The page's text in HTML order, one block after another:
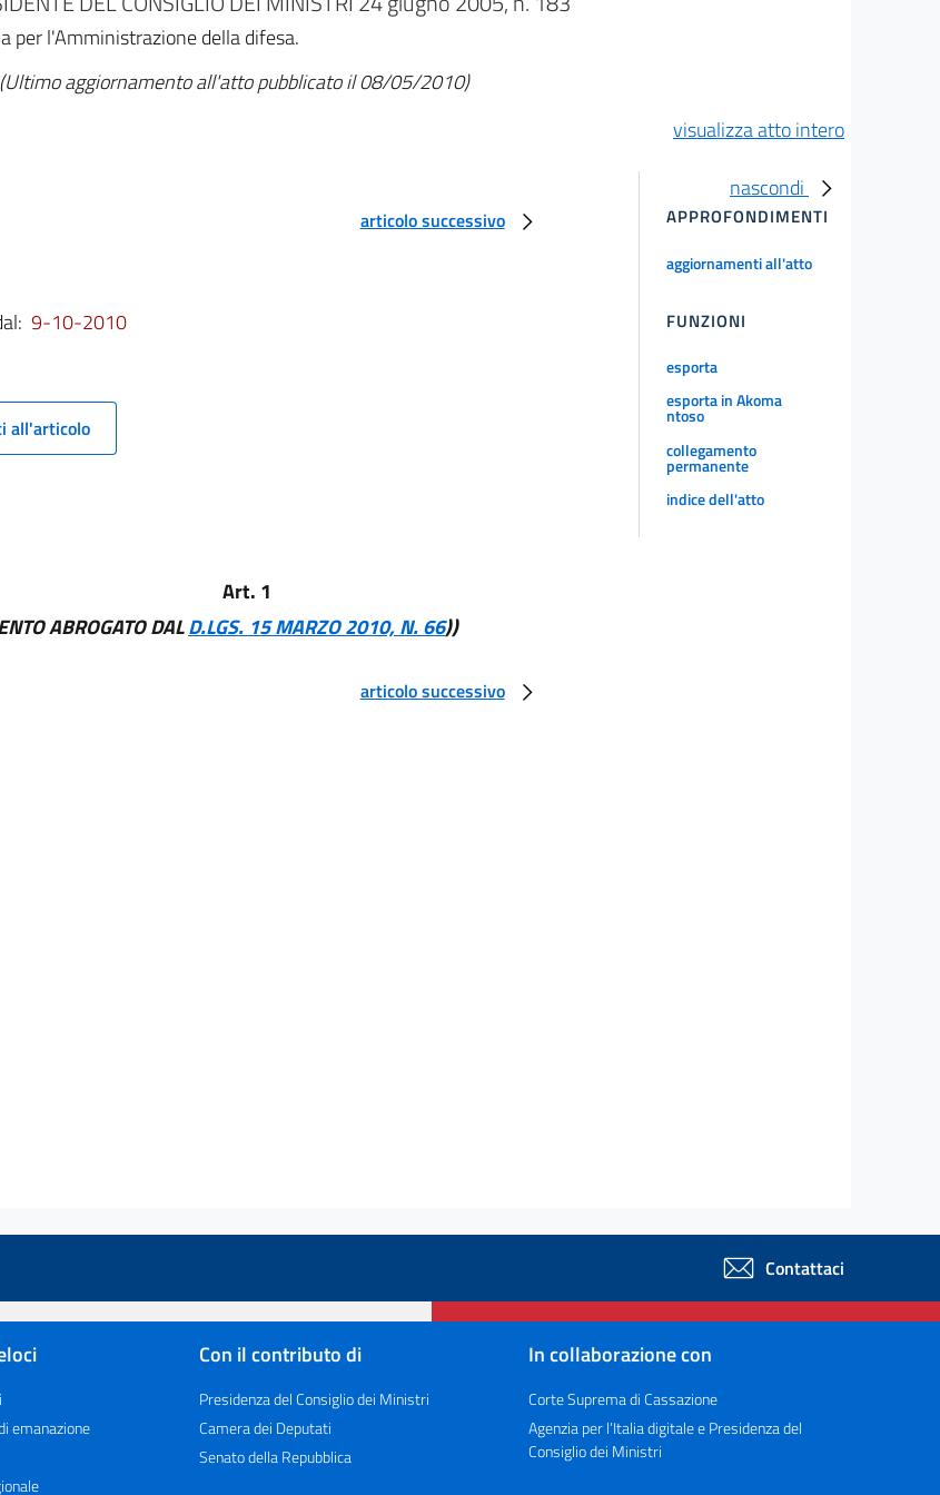
per l'Amministrazione della difesa.
(Ultimo aggiornamento all'atto pubblicato il 08/05/2010)
visualizza atto intero
articolo successivo
9-10-2010
all'articolo
Art. 1
ABROGATO DALD.LGS. 15 MARZO 2010, N. 66))
articolo successivo
nascondi
APPROFONDIMENTI
aggiornamenti all'atto
FUNZIONI
esporta
esporta in Akoma
ntoso
collegamento
permanente
indice dell'atto
Contattaci
emanazione
Con il contributo di
Presidenza del Consiglio dei Ministri
Camera dei Deputati
Senato della Repubblica
In collaborazione con
Corte Suprema di Cassazione
Agenzia per l’Italia digitale e Presidenza del
Consiglio dei Ministri